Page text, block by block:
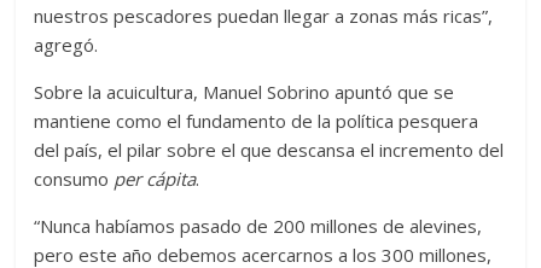
nuestros pescadores puedan llegar a zonas más ricas”,
agregó.
Sobre la acuicultura, Manuel Sobrino apuntó que se
mantiene como el fundamento de la política pesquera
del país, el pilar sobre el que descansa el incremento del
consumo per cápita.
“Nunca habíamos pasado de 200 millones de alevines,
pero este año debemos acercarnos a los 300 millones,